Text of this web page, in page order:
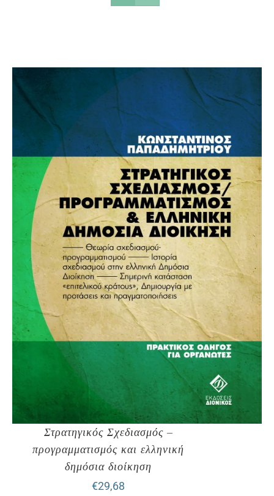
Στρατηγικός Σχεδιασμός –
προγραμματισμός και ελληνική
δημόσια διοίκηση
€29,68